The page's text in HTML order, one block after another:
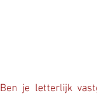
Ben je letterlijk